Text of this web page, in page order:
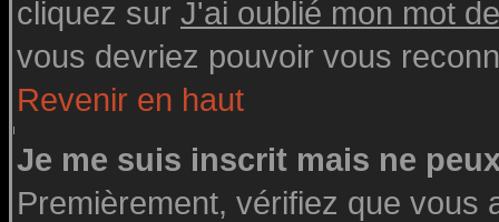
cliquez sur J'ai oublié mon mot
vous devriez pouvoir vous
Revenir en haut
Je me suis inscrit mais ne
Premièrement, vérifiez que